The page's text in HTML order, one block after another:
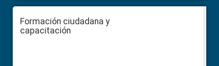
Formación ciudadana y
capacitación